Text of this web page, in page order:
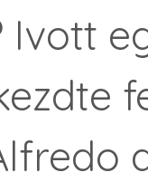
Ivott